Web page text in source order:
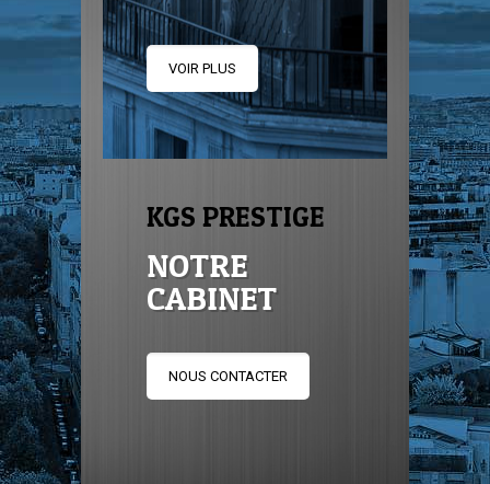
VOIR PLUS
KGS PRESTIGE
NOTRE
CABINET
NOUS CONTACTER